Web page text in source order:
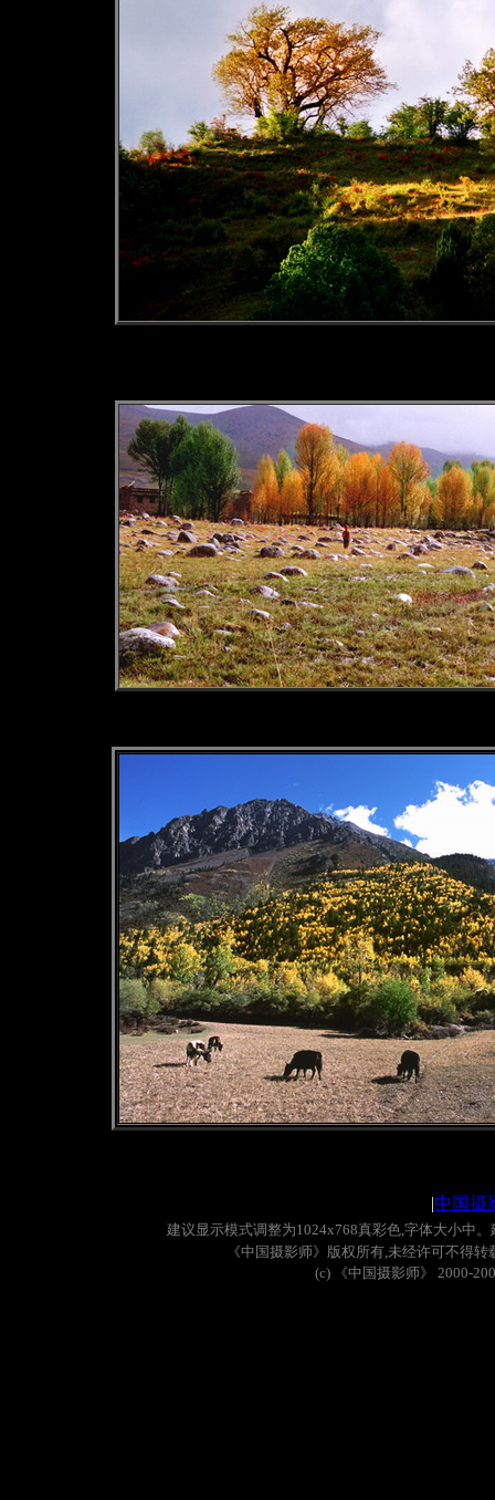
|中国摄
建议显示模式调整为1024x768真彩色,字体大小中。
《中国摄影师》版权所有,未经许可不得转
(c)
《中国摄影师》 2000-200